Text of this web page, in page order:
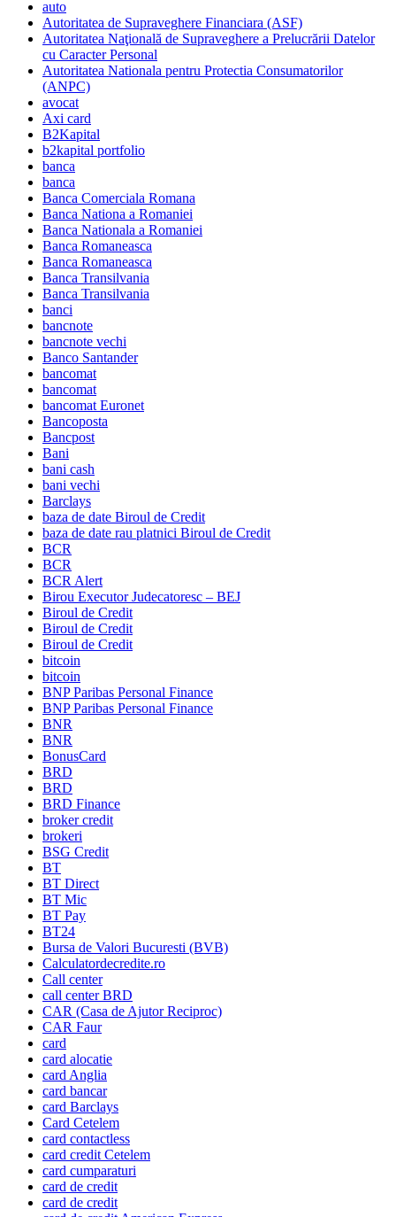
auto
Autoritatea de Supraveghere Financiara (ASF)
Autoritatea Naţională de Supraveghere a Prelucrării Datelor
cu Caracter Personal
Autoritatea Nationala pentru Protectia Consumatorilor
(ANPC)
avocat
Axi card
B2Kapital
b2kapital portfolio
banca
banca
Banca Comerciala Romana
Banca Nationa a Romaniei
Banca Nationala a Romaniei
Banca Romaneasca
Banca Romaneasca
Banca Transilvania
Banca Transilvania
banci
bancnote
bancnote vechi
Banco Santander
bancomat
bancomat
bancomat Euronet
Bancoposta
Bancpost
Bani
bani cash
bani vechi
Barclays
baza de date Biroul de Credit
baza de date rau platnici Biroul de Credit
BCR
BCR
BCR Alert
Birou Executor Judecatoresc – BEJ
Biroul de Credit
Biroul de Credit
Biroul de Credit
bitcoin
bitcoin
BNP Paribas Personal Finance
BNP Paribas Personal Finance
BNR
BNR
BonusCard
BRD
BRD
BRD Finance
broker credit
brokeri
BSG Credit
BT
BT Direct
BT Mic
BT Pay
BT24
Bursa de Valori Bucuresti (BVB)
Calculatordecredite.ro
Call center
call center BRD
CAR (Casa de Ajutor Reciproc)
CAR Faur
card
card alocatie
card Anglia
card bancar
card Barclays
Card Cetelem
card contactless
card credit Cetelem
card cumparaturi
card de credit
card de credit